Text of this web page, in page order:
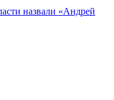
назвали «Андрей